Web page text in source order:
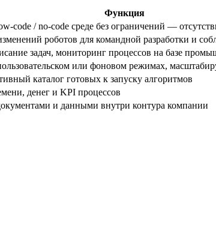
Функция
code / no-code среде без ограничений —
роботов для командной разработки и
задач, мониторинг процессов на базе
или фоновом режимах,
каталог готовых к запуску алгоритмов
денег и KPI процессов
и данными внутри контура компании